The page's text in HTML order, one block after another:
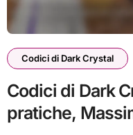
Codici di Dark Crystal
Codici di Dark
pratiche,